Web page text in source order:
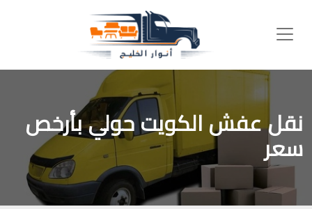
نقل عفش الكويت حولي بأرخص
سعر